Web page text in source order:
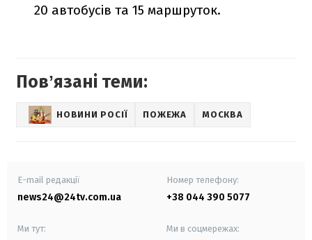
20 автобусів та 15 маршруток.
Повʼязані теми:
НОВИНИ РОСІЇ ПОЖЕЖА МОСКВА
E-mail редакції
news24@24tv.com.ua
Номер телефону:
+38 044 390 5077
Ми тут: Ми в соцмережах: